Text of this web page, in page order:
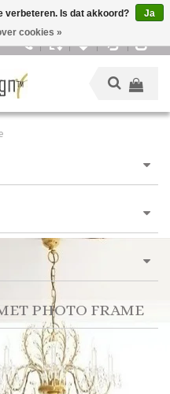
PHOTO FRAME
verbeteren. Is dat akkoord?
Ja
cookies »